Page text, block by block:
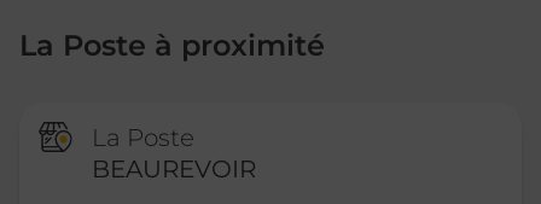
La Poste à proximité
La Poste
BEAUREVOIR